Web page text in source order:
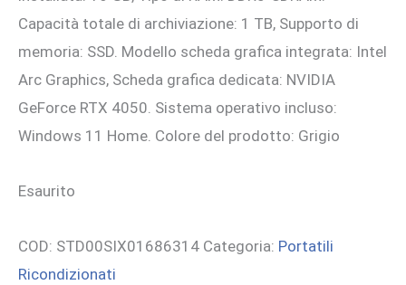
Capacità totale di archiviazione: 1 TB, Supporto di
memoria: SSD. Modello scheda grafica integrata: Intel
Arc Graphics, Scheda grafica dedicata: NVIDIA
GeForce RTX 4050. Sistema operativo incluso:
Windows 11 Home. Colore del prodotto: Grigio
Esaurito
COD: STD00SIX01686314 Categoria: Portatili
Ricondizionati